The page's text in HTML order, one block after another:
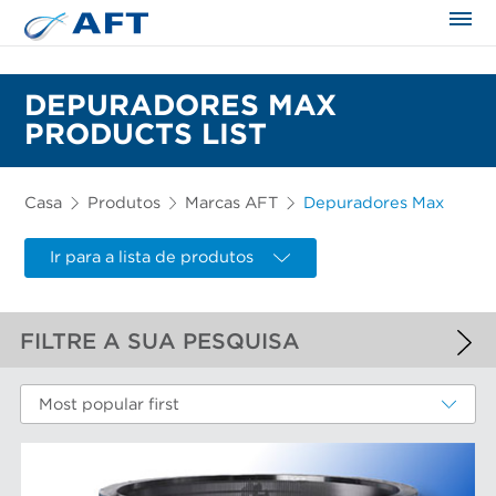
DEPURADORES MAX
PRODUCTS LIST
Casa Produtos Marcas AFT Depuradores Max
Ir para a lista de produtos
FILTRE A SUA PESQUISA
FILTROS APLICADOS
Depuradores Max
MAIS FILTROS
Most popular first